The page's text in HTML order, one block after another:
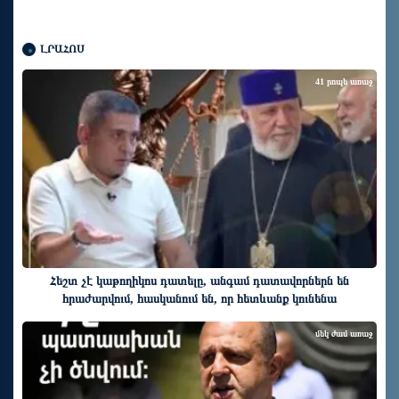
ԼՐԱՀՈՍ
Հեշտ չէ կաթողիկոս դատելը, անգամ դատավորներն են
հրաժարվում, հասկանում են, որ հետևանք կունենա
41 րոպե առաջ
մեկ ժամ առաջ